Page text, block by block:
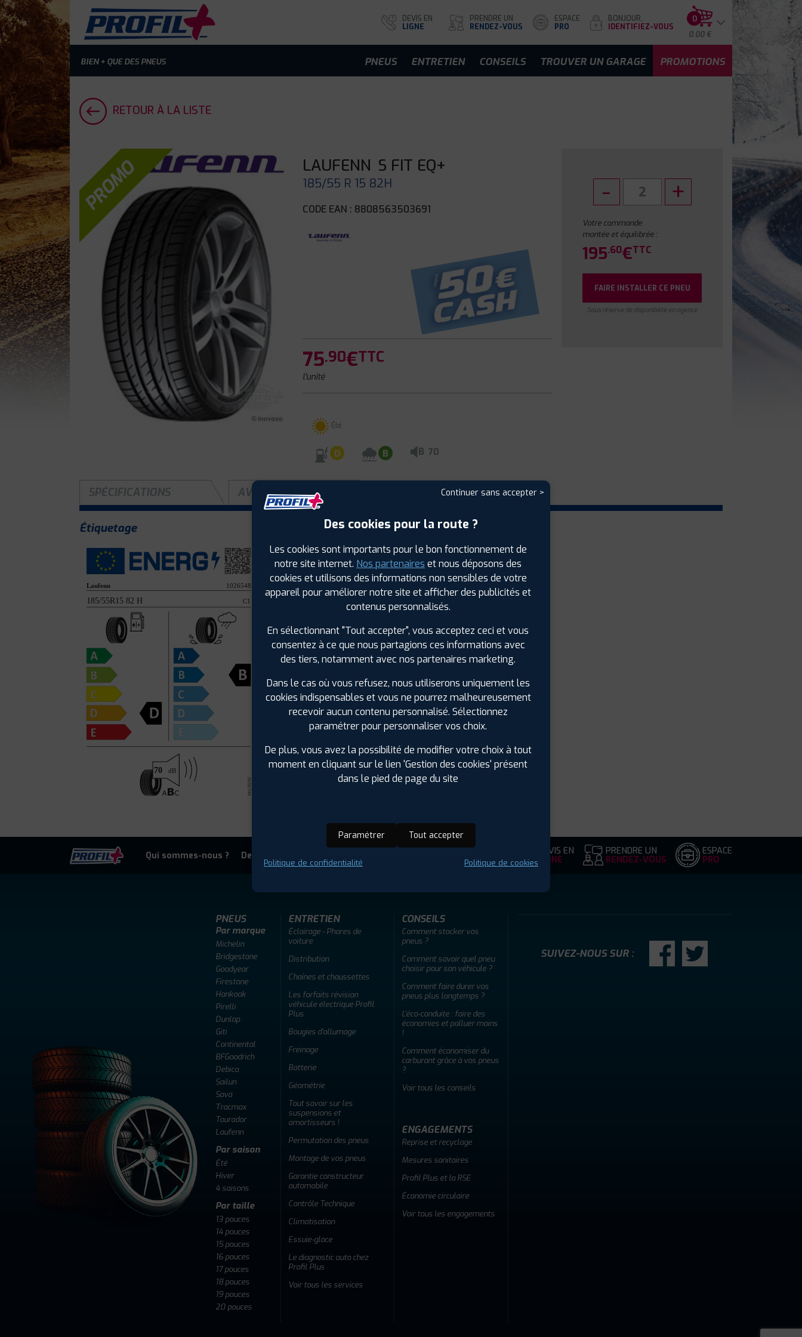
BIEN + QUE DES PNEUS
DEVIS EN
LIGNE
PRENDRE UN
RENDEZ-VOUS
ESPACE
PRO
BONJOUR,
IDENTIFIEZ-VOUS
0
0.00 €
PNEUS ENTRETIEN CONSEILS TROUVER UN GARAGE PROMOTIONS
RETOUR À LA LISTE
PROMO LAUFENN S FIT EQ+
185/55 R 15 82H
CODE EAN : 8808563503691
75.90€TTC
l'unité
Été
D B B 70
Votre commande
montée et équilibrée :
195.60€TTC
FAIRE INSTALLER CE PNEU
Sous réserve de disponibilité en agence
SPÉCIFICATIONS AVIS CLIENTS ÉTIQUETAGE
Étiquetage
Saison :Été
Runflat :Non
Largeur :185
Hauteur : 55
Vitesse :H
Bruit de roulement externe :70
Résistance au roulement :D
Adhérence sur sol mouillé :
Code EAN : 8808563503691
Qui sommes-nous ? Devenir adherent DEVIS EN
LIGNE
PRENDRE UN
RENDEZ-VOUS
ESPACE
PRO
PNEUS
Par marque
Michelin
Bridgestone
Goodyear
Firestone
Hankook
Pirelli
Dunlop
Giti
Continental
BFGoodrich
Debica
Sailun
Sava
Tracmax
Tourador
Laufenn
Par saison
Été
Hiver
4 saisons
Par taille
13 pouces
14 pouces
15 pouces
16 pouces
17 pouces
18 pouces
19 pouces
20 pouces
ENTRETIEN
Éclairage - Phares de
voiture
Distribution
Chaînes et chaussettes
Les forfaits révision
véhicule électrique Profil
Plus
Bougies d'allumage
Freinage
Batterie
Géométrie
Tout savoir sur les
suspensions et
amortisseurs !
Permutation des pneus
Montage de vos pneus
Garantie constructeur
automobile
Contrôle Technique
Climatisation
Essuie-glace
Le diagnostic auto chez
Profil Plus
Voir tous les services
CONSEILS
Comment stocker vos
pneus ?
Comment savoir quel pneu
choisir pour son véhicule ?
Comment faire durer vos
pneus plus longtemps ?
L'éco-conduite : faire des
économies et polluer moins
!
Comment économiser du
carburant grâce à vos pneus
?
Voir tous les conseils
ENGAGEMENTS
Reprise et recyclage
Mesures sanitaires
Profil Plus et la RSE
Économie circulaire
Voir tous les engagements
SUIVEZ-NOUS SUR :
Continuer sans accepter >
Des cookies pour la route ?
Les cookies sont importants pour le bon fonctionnement de
notre site internet. Nos partenaires et nous déposons des
cookies et utilisons des informations non sensibles de votre
appareil pour améliorer notre site et afficher des publicités et
contenus personnalisés.
En sélectionnant "Tout accepter", vous acceptez ceci et vous
consentez à ce que nous partagions ces informations avec
des tiers, notamment avec nos partenaires marketing.
Dans le cas où vous refusez, nous utiliserons uniquement les
cookies indispensables et vous ne pourrez malheureusement
recevoir aucun contenu personnalisé. Sélectionnez
paramétrer pour personnaliser vos choix.
De plus, vous avez la possibilité de modifier votre choix à tout
moment en cliquant sur le lien 'Gestion des cookies' présent
dans le pied de page du site
Paramétrer Tout accepter
Politique de confidentialité Politique de cookies